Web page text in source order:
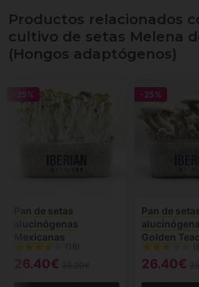
Productos relacionados
cultivo de setas Melena
(Hongos adaptógenos)
-25%
Pan de setas
alucinógenas
Mexicanas
(18)
26.40€
-25%
Pan de
Golden
26.40€